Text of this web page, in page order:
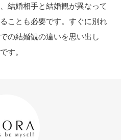
結婚相手と結婚観が異なって
ことも必要です。すぐに別れ
の結婚観の違いを思い出し
す。